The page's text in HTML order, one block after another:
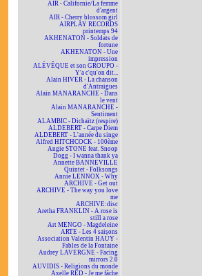
AIR - Californie/La femme
d'argent
AIR - Cherry blossom girl
AIRPLAY RECORDS
printemps 94
AKHENATON - Soldats de
fortune
AKHENATON - Une
impression
ALÉVÊQUE et son GROUPO -
Y'a c'qu'on dit...
Alain HIVER - La chanson
d'Antraigues
Alain MANARANCHE - Dans
le vent
Alain MANARANCHE -
Sentiment
ALAMBIC - Dichaïtz (respire)
ALDEBERT - Carpe Diem
ALDEBERT - L'année du singe
Alfred HITCHCOCK - 100ème
Angie STONE feat. Snoop
Dogg - I wanna thank ya
Annette BANNEVILLE
Quintet - Folksongs
Annie LENNOX - Why
ARCHIVE - Get out
ARCHIVE - The way you love
me
ARCHIVE:disc
Aretha FRANKLIN - A rose is
still a rose
Art MENGO - Magdeleine
ARTE - Les 4 saisons
Association Valentin HAÜY -
Fables de la Fontaine
Audrey LAVERGNE - Facing
mirrors 2.0
AUVIDIS - Religions du monde
Axelle RED - Je me fâche